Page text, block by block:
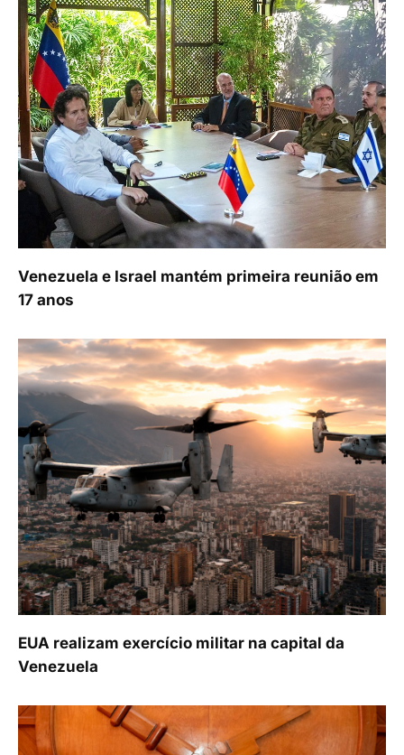
Venezuela e Israel mantém primeira reunião em
17 anos
EUA realizam exercício militar na capital da
Venezuela